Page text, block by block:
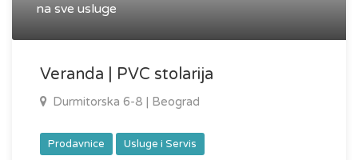
na sve usluge
Veranda | PVC stolarija
Durmitorska 6-8 | Beograd
Prodavnice Usluge i Servis